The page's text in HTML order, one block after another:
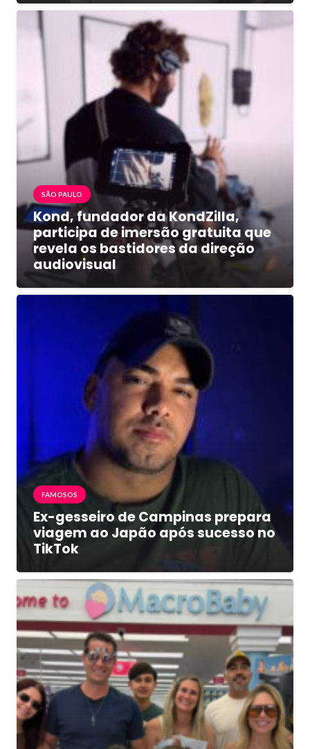
SÃO PAULO
Kond, fundador da KondZilla,
participa de imersão gratuita que
revela os bastidores da direção
audiovisual
FAMOSOS
Ex-gesseiro de Campinas prepara
viagem ao Japão após sucesso no
TikTok